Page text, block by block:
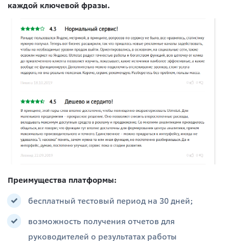
каждой ключевой фразы.
Преимущества платформы:
бесплатный тестовый период на 30 дней;
возможность получения отчетов для
руководителей о результатах работы